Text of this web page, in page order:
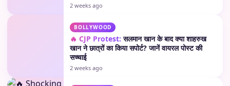
2 weeks ago
BOLLYWOOD
🔥 CJP Protest: सलमान खान के बाद क्या शाहरुख
खान ने छात्रों का किया सपोर्ट? जानें वायरल पोस्ट की
सच्चाई
2 weeks ago